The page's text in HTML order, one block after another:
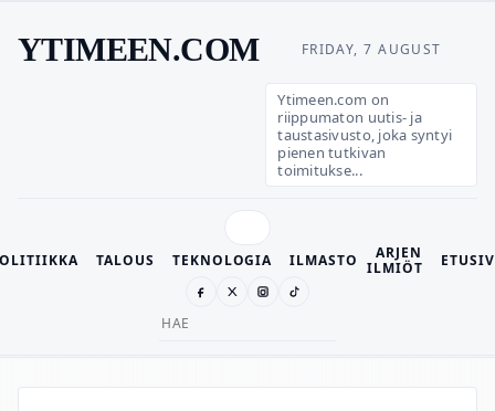
FRIDAY, 7 AUGUST
YTIMEEN.COM
Ytimeen.com on
riippumaton uutis- ja
taustasivusto, joka syntyi
pienen tutkivan
toimitukse...
TALOUS TEKNOLOGIA ILMASTO
ARJEN
ILMIÖT
Search